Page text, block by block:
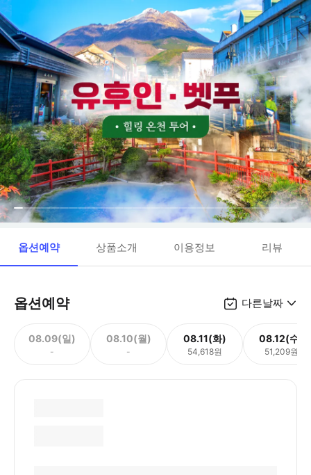
옵션예약 상품소개 이용정보 리뷰
옵션예약 다른날짜
08.09(일)
-
08.10(월)
-
08.11(화)
54,618원
08.12(수)
51,209원